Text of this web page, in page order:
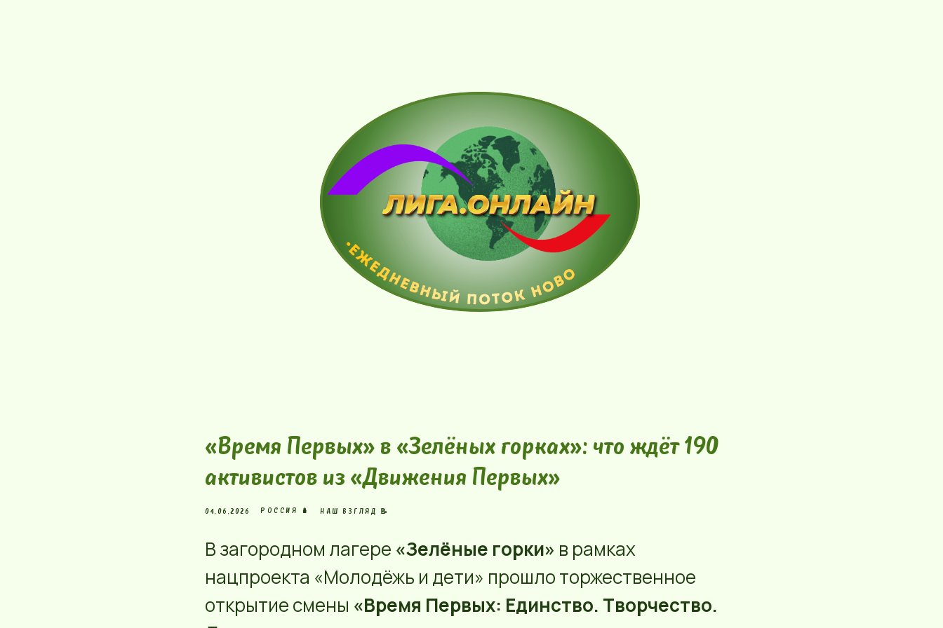
«Время Первых» в «Зелёных горках»: что ждёт 190
активистов из «Движения Первых»
04.06.2026 РОССИЯ 🪆 НАШ ВЗГЛЯД 📝
В загородном лагере «Зелёные горки» в рамках
нацпроекта «Молодёжь и дети» прошло торжественное
открытие смены «Время Первых: Единство. Творчество.